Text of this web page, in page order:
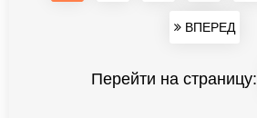
ВПЕРЕД
Перейти на страницу: